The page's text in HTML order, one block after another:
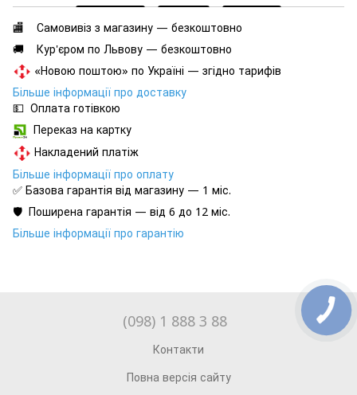
🏬 Самовивіз з магазину — безкоштовно
🚚 Кур'єром по Львову — безкоштовно
«Новою поштою» по Україні — згідно тарифів
Більше інформації про доставку
💵 Оплата готівкою
Переказ на картку
Накладений платіж
Більше інформації про оплату
✅ Базова гарантія від магазину — 1 міс.
🛡️ Поширена гарантія — від 6 до 12 міс.
Більше інформації про гарантію
(098) 1 888 3 88
Контакти
Повна версія сайту